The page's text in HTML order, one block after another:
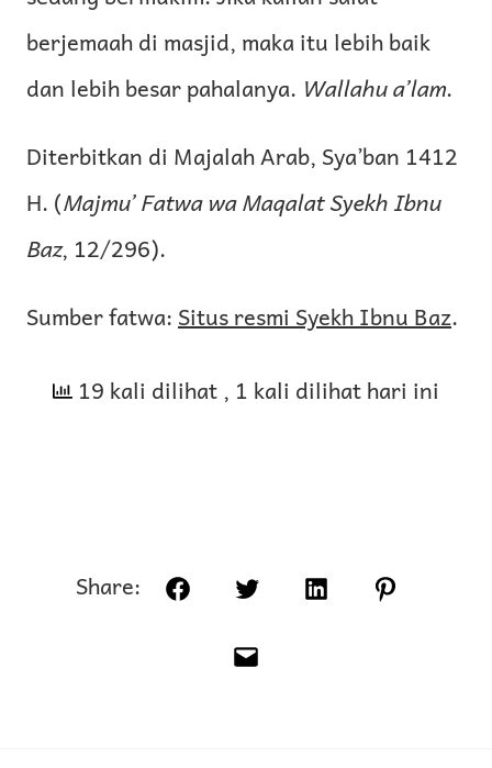
berjemaah di masjid, maka itu lebih baik
dan lebih besar pahalanya. Wallahu a’lam.
Diterbitkan di Majalah Arab, Sya’ban 1412
H. (Majmu’ Fatwa wa Maqalat Syekh Ibnu
Baz, 12/296).
Sumber fatwa: Situs resmi Syekh Ibnu Baz.
19 kali dilihat, 1 kali dilihat hari ini
Share: FacebookTwitterLinkedInPinterest
Email